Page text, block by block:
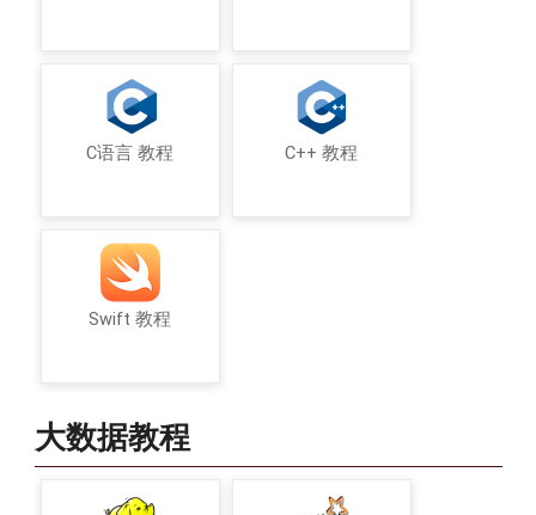
C语言 教程 C++ 教程
Swift 教程
大数据教程